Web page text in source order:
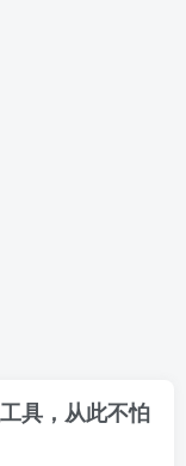
具，从此不怕